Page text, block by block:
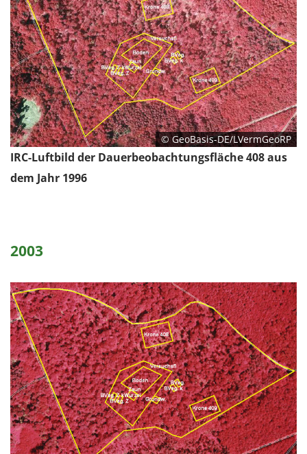
© GeoBasis-DE/LVermGeoRP
IRC-Luftbild der Dauerbeobachtungsfläche 408 aus
dem Jahr 1996
2003